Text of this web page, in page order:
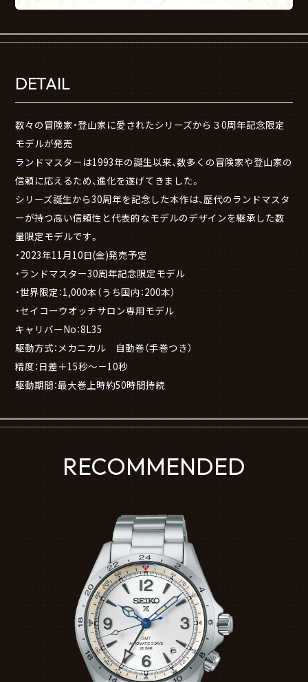
DETAIL
数々の冒険家・登山家に愛されたシリーズから３0周年記念限定
モデルが発売
ランドマスターは1993年の誕生以来、数多くの冒険家や登山家の
信頼に応えるため、進化を遂げてきました。
シリーズ誕生から30周年を記念した本作は、歴代のランドマスタ
ーが持つ高い信頼性と代表的なモデルのデザインを継承した数
量限定モデルです。
・2023年11月10日(金)発売予定
・ランドマスター30周年記念限定モデル
・世界限定：1,000本（うち国内：200本）
・セイコーウオッチサロン専用モデル
キャリバーNo：8L35
駆動方式：メカニカル 自動巻（手巻つき）
精度：日差＋15秒～－10秒
駆動期間：最大巻上時約50時間持続
RECOMMENDED